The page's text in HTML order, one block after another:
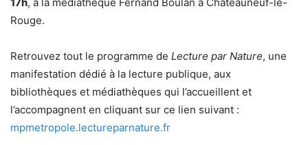
Rouge.
Retrouvez tout le programme de Lecture par Nature, une
manifestation dédié à la lecture publique, aux
bibliothèques et médiathèques qui l’accueillent et
l’accompagnent en cliquant sur ce lien suivant :
mpmetropole.lectureparnature.fr